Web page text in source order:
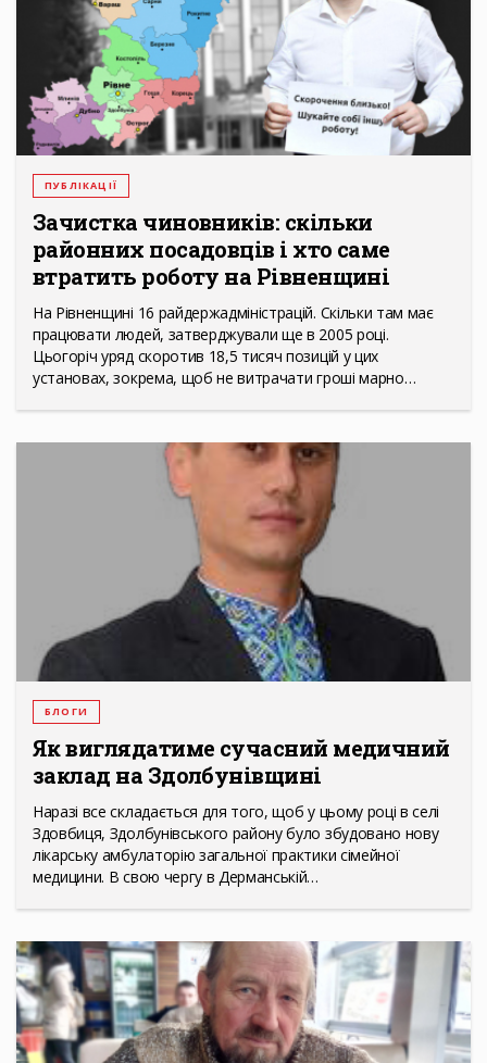
ПУБЛІКАЦІЇ
Зачистка чиновників: скільки
районних посадовців і хто саме
втратить роботу на Рівненщині
На Рівненщині 16 райдержадміністрацій. Скільки там має
працювати людей, затверджували ще в 2005 році.
Цьогоріч уряд скоротив 18,5 тисяч позицій у цих
установах, зокрема, щоб не витрачати гроші марно…
БЛОГИ
Як виглядатиме сучасний медичний
заклад на Здолбунівщині
Наразі все складається для того, щоб у цьому році в селі
Здовбиця, Здолбунівського району було збудовано нову
лікарську амбулаторію загальної практики сімейної
медицини. В свою чергу в Дерманській…